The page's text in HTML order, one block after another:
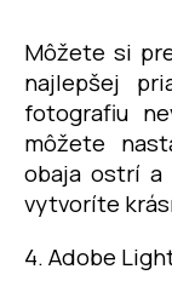
Môžete si
najlepšej
fotografiu
môžete
obaja ostrí a
vytvoríte
4. Adobe